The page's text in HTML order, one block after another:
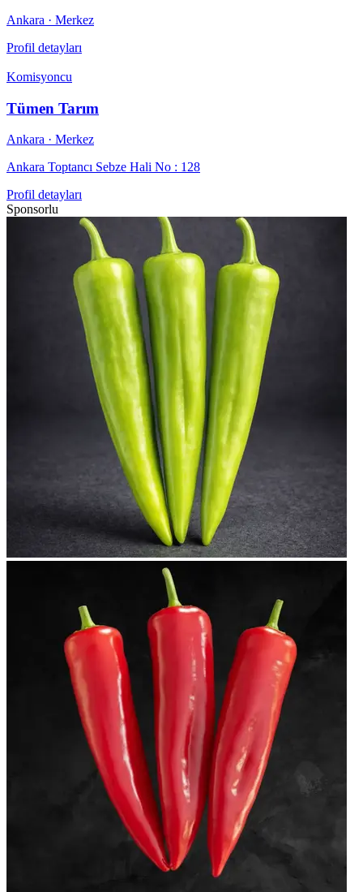
Ankara · Merkez
Profil detayları
Komisyoncu
Tümen Tarım
Ankara · Merkez
Ankara Toptancı Sebze Hali No : 128
Profil detayları
Sponsorlu